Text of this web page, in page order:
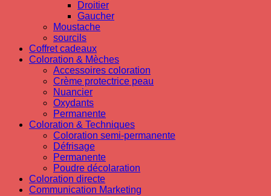
Droitier
Gaucher
Moustache
sourcils
Coffret cadeaux
Coloration & Mèches
Accessoires coloration
Crème protectrice peau
Nuancier
Oxydants
Permanente
Coloration & Techniques
Coloration semi-permanente
Défrisage
Permanente
Poudre décolaration
Coloration directe
Communication Marketing